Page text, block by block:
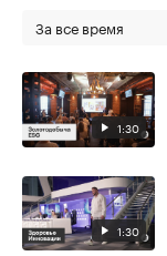
За все время
1:30
1:30